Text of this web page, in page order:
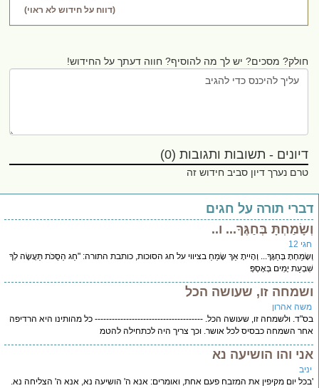
(דווח על חידוש לא ראוי)
מסכים? יש לך מה להוסיף? חווה דעתך על החידוש!
- תשובות ותגובות (0)
נערך דיון סביב חידוש זה
תורה על חגים
בְּחַגֶּךָ... ו..
12
בְּחַגֶּךָ... וְהָיִיתָ אַךְ שָׂמֵחַ בציווי על חג הסוכות, כותבת התורה: "חַג הַסֻּכֹּת תַּעֲשֶׂה לְךָ
יָמִים בְּאָסְפְּ
זו, שעושה הכל
אהרון
ולשמחה זו, שעושה הכל. -------------------------------------- כל מהותינו היא הרדיפה
השמחה כבסיס לכל אושר. וכך צריך היה לכתחילה להטמ
והו הושיעה נא
יום מקיפין את המזבח פעם אחת, ואומרים: אנא ה' הושיעה נא, אנא ה' הצליחה נא.